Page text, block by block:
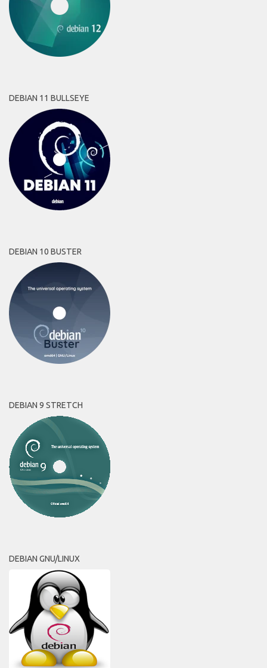
DEBIAN 11 BULLSEYE
DEBIAN 10 BUSTER
DEBIAN 9 STRETCH
DEBIAN GNU/LINUX